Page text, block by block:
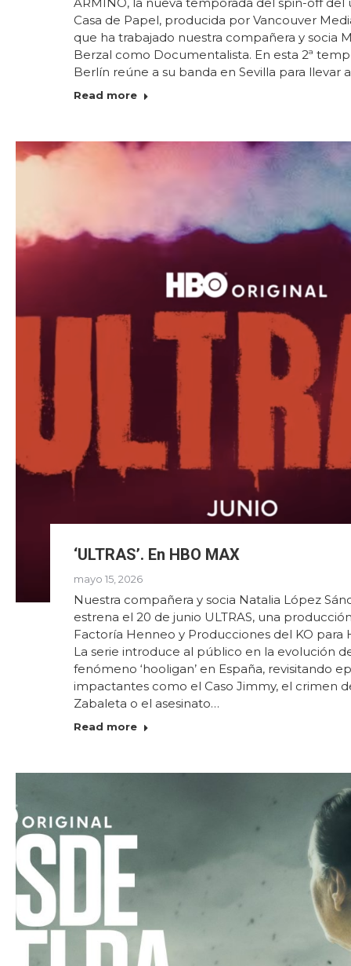
Casa de Papel, producida por Vancouver
que ha trabajado nuestra compañera y socia
Berzal como Documentalista. En esta 2ª
Berlín reúne a su banda en Sevilla para llevar
Read more
‘ULTRAS’. En HBO MAX
mayo 15, 2026
Nuestra compañera y socia Natalia López
estrena el 20 de junio ULTRAS, una
Factoría Henneo y Producciones del KO para
La serie introduce al público en la evolución
fenómeno ‘hooligan’ en España, revisitando
impactantes como el Caso Jimmy, el crimen
Zabaleta o el asesinato…
Read more